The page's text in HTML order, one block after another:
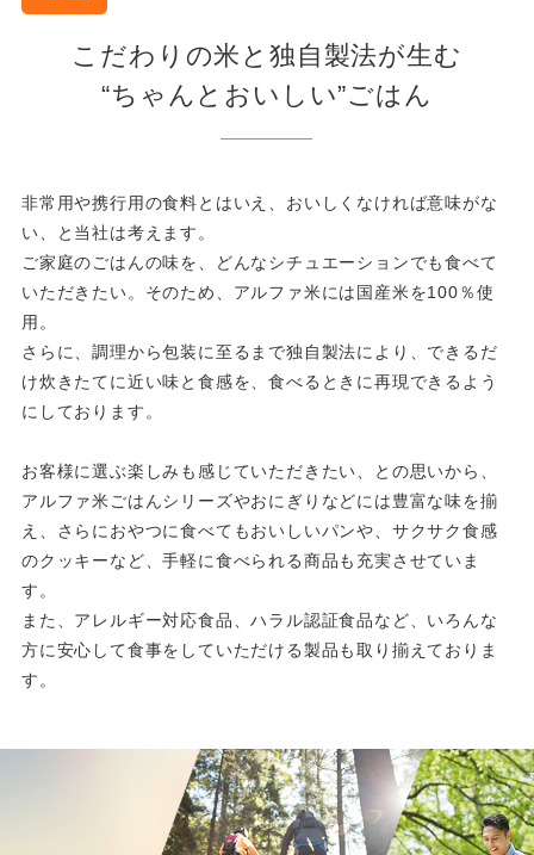
こだわりの米と独自製法が生む
“ちゃんとおいしい”ごはん
非常用や携行用の食料とはいえ、おいしくなければ意味がな
い、と当社は考えます。
ご家庭のごはんの味を、どんなシチュエーションでも食べて
いただきたい。そのため、アルファ米には国産米を100％使
用。
さらに、調理から包装に至るまで独自製法により、できるだ
け炊きたてに近い味と食感を、食べるときに再現できるよう
にしております。
お客様に選ぶ楽しみも感じていただきたい、との思いから、
アルファ米ごはんシリーズやおにぎりなどには豊富な味を揃
え、さらにおやつに食べてもおいしいパンや、サクサク食感
のクッキーなど、手軽に食べられる商品も充実させていま
す。
また、アレルギー対応食品、ハラル認証食品など、いろんな
方に安心して食事をしていただける製品も取り揃えておりま
す。